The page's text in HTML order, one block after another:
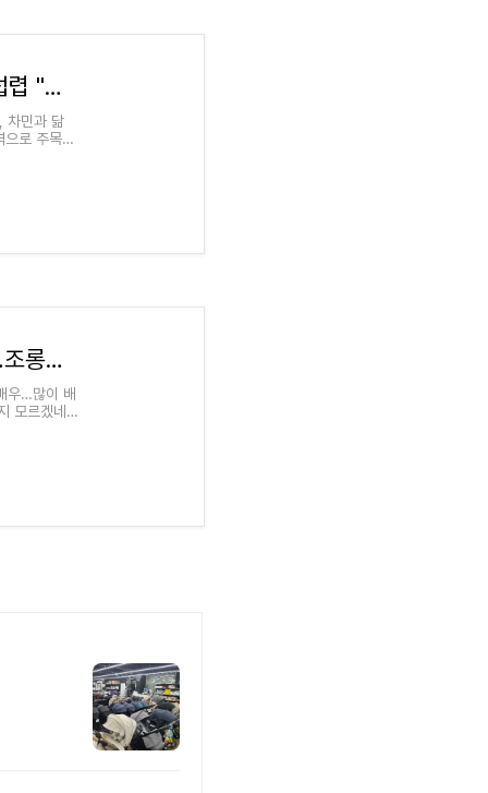
[조이人]① 이준영, 멜로 얼굴로 악역·코미디 섭렵 "다음 목표는 사극"
차민과 닮
로 주목을
[조이人]② '나대신꿈' 이준영 "별명은 왕자님…조롱인지 장난인지"
우…많이 배
모르겠네